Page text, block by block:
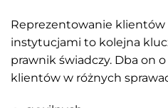
Reprezentowanie klientów
instytucjami to kolejna
prawnik świadczy. Dba on
klientów w różnych